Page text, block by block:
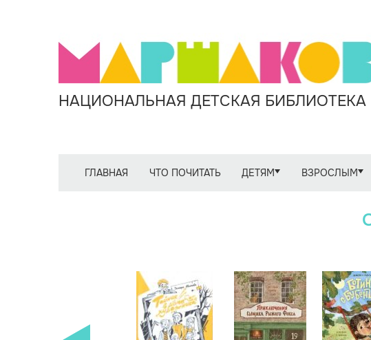
НАЦИОНАЛЬНАЯ ДЕТСКАЯ
ГЛАВНАЯ ЧТО ПОЧИТАТЬ ДЕТЯМ ВЗРОСЛЫМ